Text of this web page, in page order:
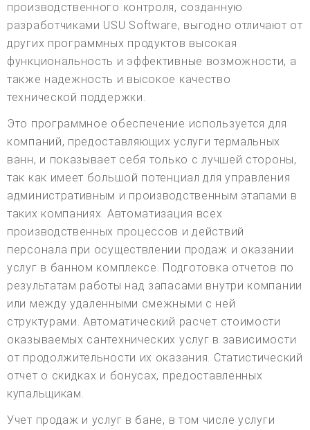
производственного контроля, созданную
разработчиками USU Software, выгодно отличают от
других программных продуктов высокая
функциональность и эффективные возможности, а
также надежность и высокое качество
технической поддержки.
Это программное обеспечение используется для
компаний, предоставляющих услуги термальных
ванн, и показывает себя только с лучшей стороны,
так как имеет большой потенциал для управления
административным и производственным этапами в
таких компаниях. Автоматизация всех
производственных процессов и действий
персонала при осуществлении продаж и оказании
услуг в банном комплексе. Подготовка отчетов по
результатам работы над запасами внутри компании
или между удаленными смежными с ней
структурами. Автоматический расчет стоимости
оказываемых сантехнических услуг в зависимости
от продолжительности их оказания. Статистический
отчет о скидках и бонусах, предоставленных
купальщикам.
Учет продаж и услуг в бане, в том числе услуги